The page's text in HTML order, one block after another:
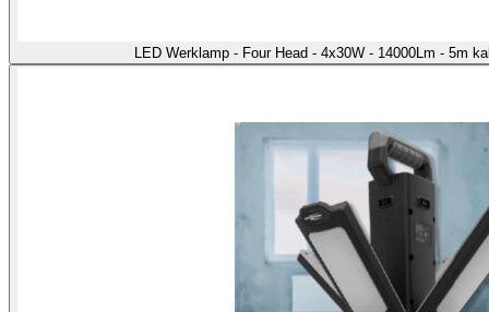
LED Werklamp - Four Head - 4x30W - 14000Lm - 5m